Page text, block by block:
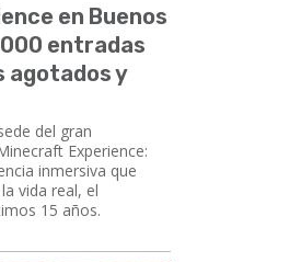
en Buenos
entradas
agotados y
del gran
Experience:
inmersiva que
vida real, el
15 años.